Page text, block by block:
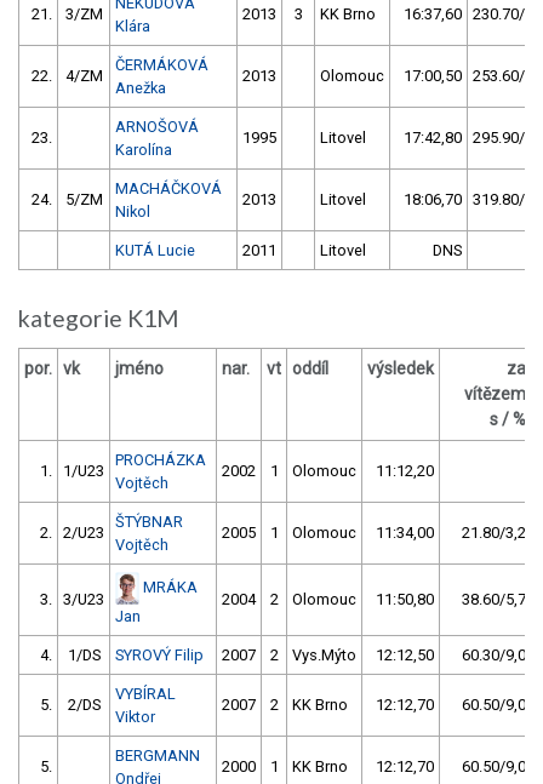
21. 3/ZM
Klára
2013 3 KK Brno 16:37,60 230.70/
22. 4/ZM
ČERMÁKOVÁ
Anežka
2013 Olomouc 17:00,50 253.60/
23.
ARNOŠOVÁ
Karolína
1995 Litovel 17:42,80 295.90/
24. 5/ZM
MACHÁČKOVÁ
Nikol
2013 Litovel 18:06,70 319.80/
KUTÁ Lucie 2011 Litovel DNS
kategorie K1M
por. vk jméno nar. vt oddíl výsledek
za
vítězem
s / %
1. 1/U23
PROCHÁZKA
Vojtěch
2002 1 Olomouc 11:12,20
2. 2/U23
ŠTÝBNAR
Vojtěch
2005 1 Olomouc 11:34,00 21.80/3,2
3. 3/U23
MRÁKA
Jan
2004 2 Olomouc 11:50,80 38.60/5,7
4. 1/DS SYROVÝ Filip 2007 2 Vys.Mýto 12:12,50 60.30/9,0
5. 2/DS
VYBÍRAL
Viktor
2007 2 KK Brno 12:12,70 60.50/9,0
5.
BERGMANN
Ondřej
2000 1 KK Brno 12:12,70 60.50/9,0